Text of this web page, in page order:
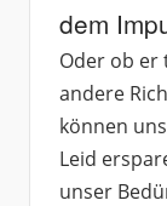
dem
Oder ob
andere
können
Leid
unser